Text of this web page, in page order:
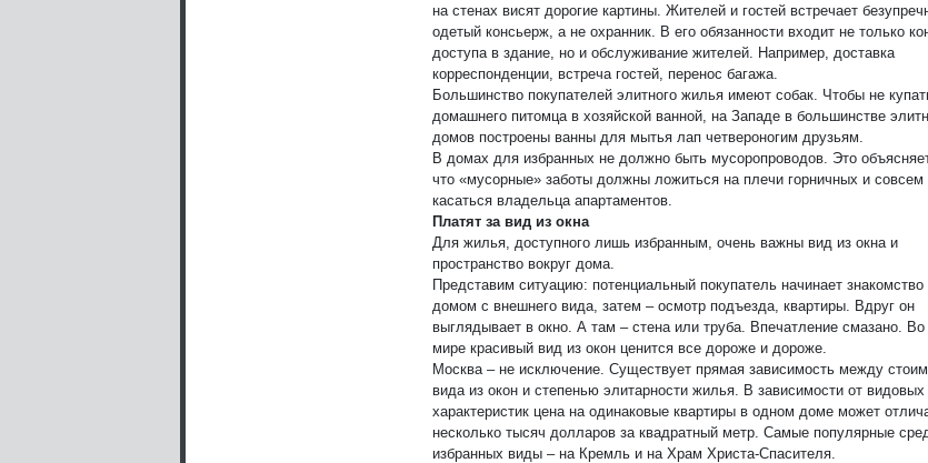
на стенах висят дорогие картины. Жителей и гостей встречает
одетый консьерж, а не охранник. В его обязанности входит не только
доступа в здание, но и обслуживание жителей. Например, доставка
корреспонденции, встреча гостей, перенос багажа.
Большинство покупателей элитного жилья имеют собак. Чтобы не
домашнего питомца в хозяйской ванной, на Западе в большинстве
домов построены ванны для мытья лап четвероногим друзьям.
В домах для избранных не должно быть мусоропроводов. Это
что «мусорные» заботы должны ложиться на плечи горничных и совсем
касаться владельца апартаментов.
Платят за вид из окна
Для жилья, доступного лишь избранным, очень важны вид из окна и
пространство вокруг дома.
Представим ситуацию: потенциальный покупатель начинает знакомство
домом с внешнего вида, затем – осмотр подъезда, квартиры. Вдруг он
выглядывает в окно. А там – стена или труба. Впечатление смазано.
мире красивый вид из окон ценится все дороже и дороже.
Москва – не исключение. Существует прямая зависимость между
вида из окон и степенью элитарности жилья. В зависимости от видовых
характеристик цена на одинаковые квартиры в одном доме может
несколько тысяч долларов за квадратный метр. Самые популярные
избранных виды – на Кремль и на Храм Христа-Спасителя.